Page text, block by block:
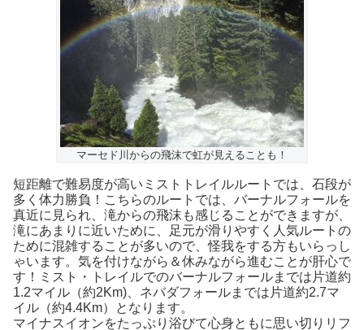
マーセド川からの飛沫で虹が見えることも！
短距離で難易度が高いミストトレイルルートでは、石段が
多く体力勝負！こちらのルートでは、バーナルフォールを
真近に見られ、滝からの飛沫も感じることができますが、
滝にあまりに近いために、足元が滑りやすく人気ルートの
ために混雑することが多いので、怪我をする方もいらっし
ゃいます。気を付けながら＆休みながら進むことが肝心で
す！ミスト・トレイルでのバーナルフォールまでは片道約
1.2マイル（約2Km)、ネバダフォールまでは片道約2.7マ
イル（約4.4Km）となります。
マイナスイオンをたっぷり浴びて心身ともに思い切りリフ